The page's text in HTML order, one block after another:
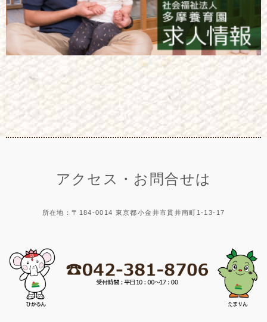
アクセス・お問合せは
所在地：〒184-0014 東京都小金井市貫井南町1-13-17